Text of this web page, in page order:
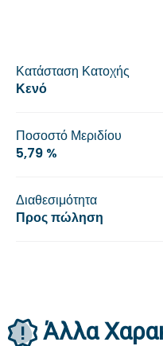
Κατάσταση Κατοχής
Κενό
Ποσοστό Μεριδίου
5,79 %
Διαθεσιμότητα
Προς πώληση
Άλλα